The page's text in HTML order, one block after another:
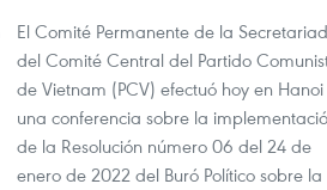
El Comité Permanente de la
del Comité Central del Partido
de Vietnam (PCV) efectuó hoy en Hanoi
una conferencia sobre la
de la Resolución número 06 del 24 de
enero de 2022 del Buró Político sobre la